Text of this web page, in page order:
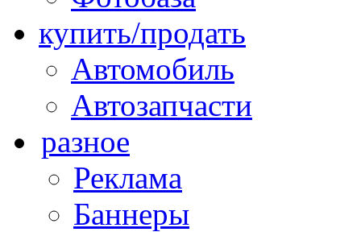
купить/продать
Автомобиль
Автозапчасти
разное
Реклама
Баннеры